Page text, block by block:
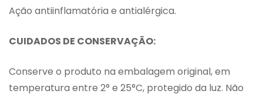
Ação antiinflamatória e antialérgica.
CUIDADOS DE CONSERVAÇÃO:
Conserve o produto na embalagem original, em
temperatura entre 2° e 25°C, protegido da luz. Não